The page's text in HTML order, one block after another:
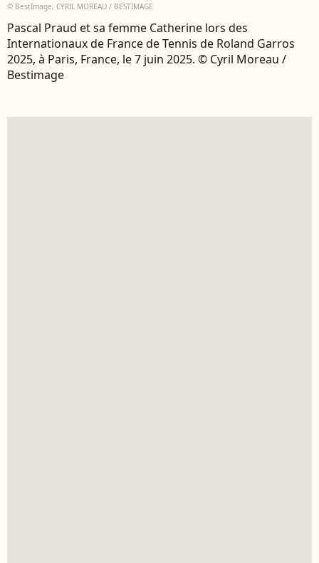
© BestImage, CYRIL MOREAU / BESTIMAGE
Pascal Praud et sa femme Catherine lors des
Internationaux de France de Tennis de Roland Garros
2025, à Paris, France, le 7 juin 2025. © Cyril Moreau /
Bestimage